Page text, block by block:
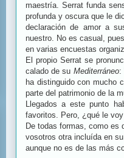
maestría. Serrat funda
profunda y oscura que le
declaración de amor a
nuestro. No es casual,
en varias encuestas
El propio Serrat se
calado de su Mediterráneo:
ha distinguido con mucho
parte del patrimonio de la
Llegados a este punto
favoritos. Pero, ¿qué le
De todas formas, como es
vosotros otra incluída en
aunque no es de las más